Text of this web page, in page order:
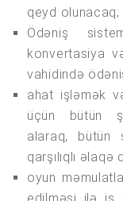
qeyd olunacaq;
Ödəniş
konvertasiya
vahidində
ahat işləmək
üçün bütün
alaraq, bütün
qarşılıqlı
oyun